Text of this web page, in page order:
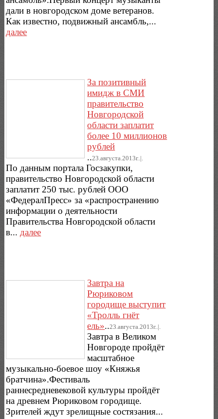
дали в новгородском доме ветеранов.
Как известно, подвижный ансамбль,...
далее
За позитивный
имидж в СМИ
правительство
Новгородской
области заплатит
более 10 миллионов
рублей
..23.августа.2013г..|.
По данным портала Госзакупки,
правительство Новгородской области
заплатит 250 тыс. рублей ООО
«ФедералПресс» за «распространению
информации о деятельности
Правительства Новгородской области
в...далее
Завтра на
Рюриковом
городище выступит
«Тролль гнёт
ель»..23.августа.2013г..|.
Завтра в Великом
Новгороде пройдёт
масштабное
музыкально-боевое шоу «Княжья
братчина».Фестиваль
раннесредневековой культуры пройдёт
на древнем Рюриковом городище.
Зрителей ждут зрелищные состязания...